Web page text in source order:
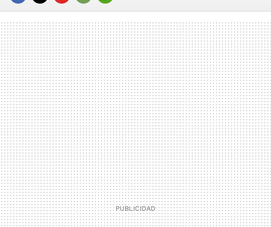
FACEBOOK
TWITTERFLIPBOARD
E-
MAIL
WHATSAPP